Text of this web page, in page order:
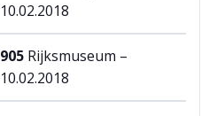
10.02.2018
905 Rijksmuseum –
10.02.2018